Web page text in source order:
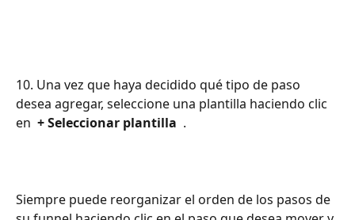
10. Una vez que haya decidido qué tipo de paso
desea agregar, seleccione una plantilla haciendo clic
en + Seleccionar plantilla .
Siempre puede reorganizar el orden de los pasos de